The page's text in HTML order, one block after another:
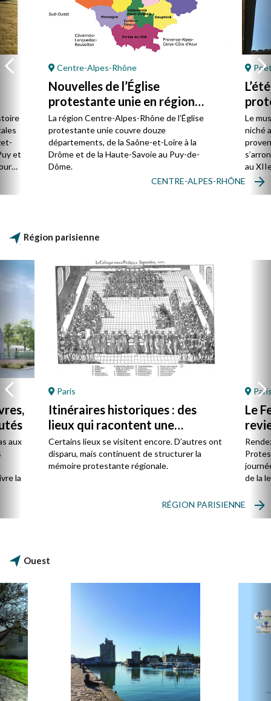
et
Centre-Alpes-Rhône
Nouvelles de l’Église
protestante unie en région
Centre-Alpes-Rhône
La région Centre-Alpes-Rhône de l’Église
protestante unie couvre douze
départements, de la Saône-et-Loire à la
Drôme et de la Haute-Savoie au Puy-de-
Dôme.
Le
niché
au
de
CENTRE-ALPES-RHÔNE
Région parisienne
aux
la
Paris
Itinéraires historiques : des
lieux qui racontent une
présence
Certains lieux se visitent encore. D’autres ont
disparu, mais continuent de structurer la
mémoire protestante régionale.
Le
de la
RÉGION PARISIENNE
Ouest